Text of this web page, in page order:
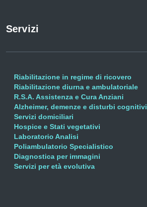
Servizi
Riabilitazione in regime di ricovero
Riabilitazione diurna e ambulatoriale
R.S.A. Assistenza e Cura Anziani
Alzheimer, demenze e disturbi cognitivi
Servizi domiciliari
Hospice e Stati vegetativi
Laboratorio Analisi
Poliambulatorio Specialistico
Diagnostica per immagini
Servizi per età evolutiva